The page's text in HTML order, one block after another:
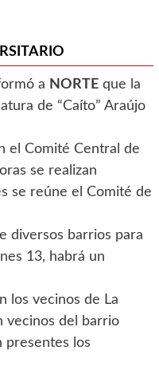
a NORTE que la
de “Caíto” Araújo
el Comité Central de
se realizan
se reúne el Comité de
diversos barrios para
13, habrá un
los vecinos de La
vecinos del barrio
presentes los